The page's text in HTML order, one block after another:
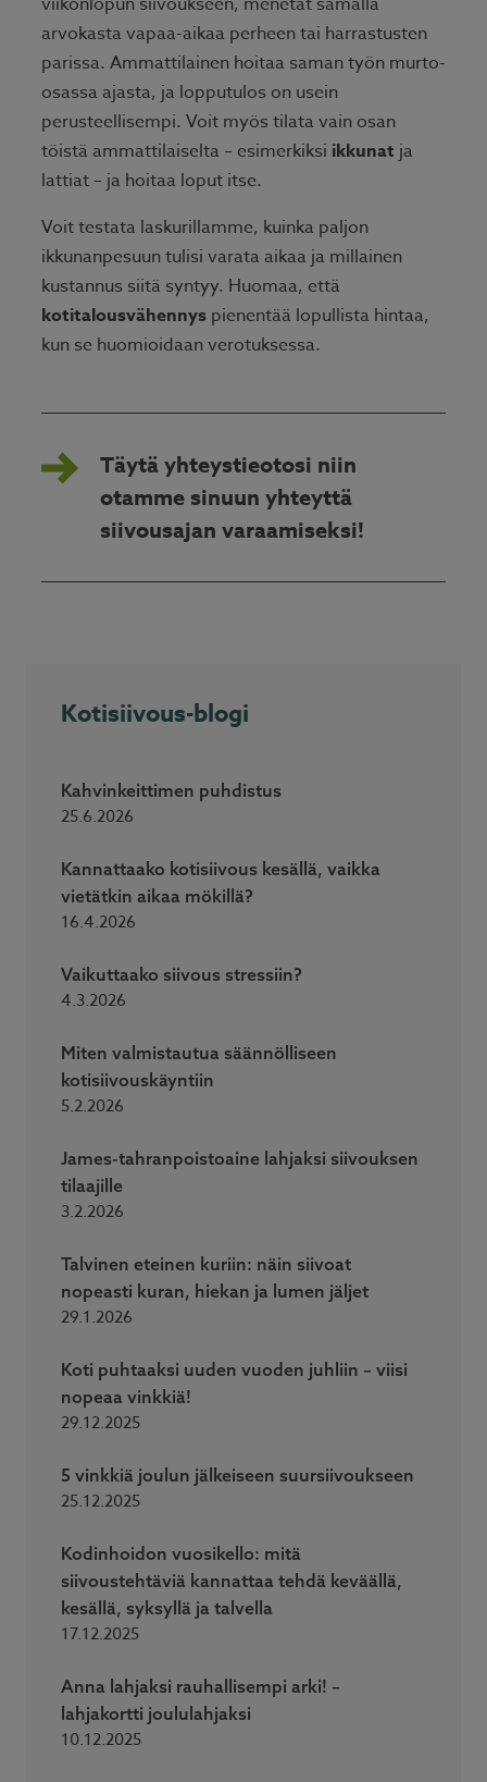
arvokasta vapaa-aikaa perheen tai harrastusten
parissa. Ammattilainen hoitaa saman työn murto-
osassa ajasta, ja lopputulos on usein
perusteellisempi. Voit myös tilata vain osan
töistä ammattilaiselta – esimerkiksi ikkunat ja
lattiat – ja hoitaa loput itse.
Voit testata laskurillamme, kuinka paljon
ikkunanpesuun tulisi varata aikaa ja millainen
kustannus siitä syntyy. Huomaa, että
kotitalousvähennys pienentää lopullista hintaa,
kun se huomioidaan verotuksessa.
Täytä yhteystieotosi niin
otamme sinuun yhteyttä
siivousajan varaamiseksi!
Kotisiivous-blogi
Kahvinkeittimen puhdistus
25.6.2026
Kannattaako kotisiivous kesällä, vaikka
vietätkin aikaa mökillä?
16.4.2026
Vaikuttaako siivous stressiin?
4.3.2026
Miten valmistautua säännölliseen
kotisiivouskäyntiin
5.2.2026
James-tahranpoistoaine lahjaksi siivouksen
tilaajille
3.2.2026
Talvinen eteinen kuriin: näin siivoat
nopeasti kuran, hiekan ja lumen jäljet
29.1.2026
Koti puhtaaksi uuden vuoden juhliin – viisi
nopeaa vinkkiä!
29.12.2025
5 vinkkiä joulun jälkeiseen suursiivoukseen
25.12.2025
Kodinhoidon vuosikello: mitä
siivoustehtäviä kannattaa tehdä keväällä,
kesällä, syksyllä ja talvella
17.12.2025
Anna lahjaksi rauhallisempi arki! –
lahjakortti joululahjaksi
10.12.2025